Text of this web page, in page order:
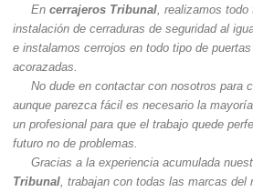
En cerrajeros Tribunal , realizamos
instalación de cerraduras de seguridad al
e instalamos cerrojos en todo tipo de
acorazadas.
No dude en contactar con nosotros para
aunque parezca fácil es necesario la
un profesional para que el trabajo quede
futuro no de problemas.
Gracias a la experiencia acumulada
Tribunal , trabajan con todas las marcas